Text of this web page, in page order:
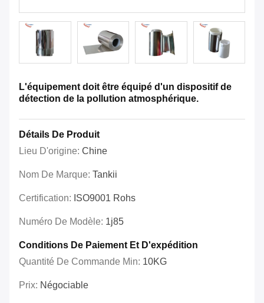
L'équipement doit être équipé d'un dispositif de
détection de la pollution atmosphérique.
Détails De Produit
Lieu D'origine: Chine
Nom De Marque: Tankii
Certification: ISO9001 Rohs
Numéro De Modèle: 1j85
Conditions De Paiement Et D'expédition
Quantité De Commande Min: 10KG
Prix: Négociable